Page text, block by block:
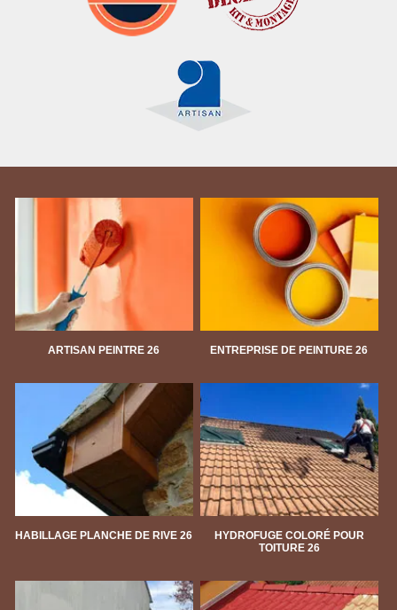
ARTISAN PEINTRE 26 ENTREPRISE DE PEINTURE 26
HABILLAGE PLANCHE DE RIVE 26
HYDROFUGE COLORÉ POUR
TOITURE 26